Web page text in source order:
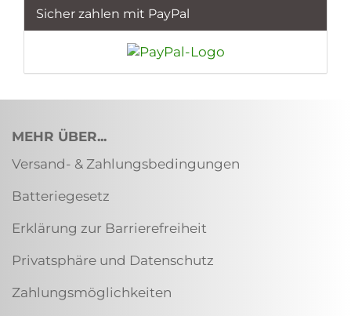
Sicher zahlen mit PayPal
MEHR ÜBER...
Versand- & Zahlungsbedingungen
Batteriegesetz
Erklärung zur Barrierefreiheit
Privatsphäre und Datenschutz
Zahlungsmöglichkeiten